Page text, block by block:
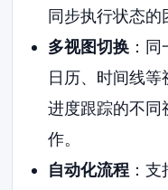
同步执行状态的
多视图切换：同
日历、时间线
进度跟踪的不同
作。
自动化流程：支